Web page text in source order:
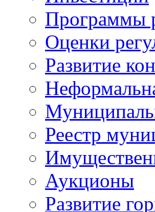
Программы
Оценки
Развитие
Реестр
Аукционы
Развитие